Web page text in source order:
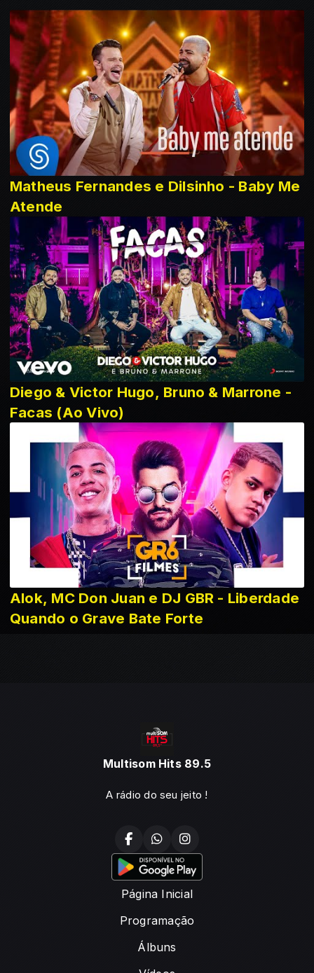
Matheus Fernandes e Dilsinho - Baby Me
Atende
Diego & Victor Hugo, Bruno & Marrone -
Facas (Ao Vivo)
Alok, MC Don Juan e DJ GBR - Liberdade
Quando o Grave Bate Forte
Multisom Hits 89.5
A rádio do seu jeito !
Página Inicial
Programação
Álbuns